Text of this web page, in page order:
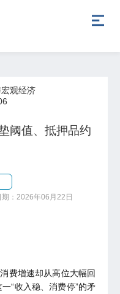
观经济
阈值、抵押品约
期：2026年06月22日
费增速却从高位大幅回
“收入稳、消费停”的矛